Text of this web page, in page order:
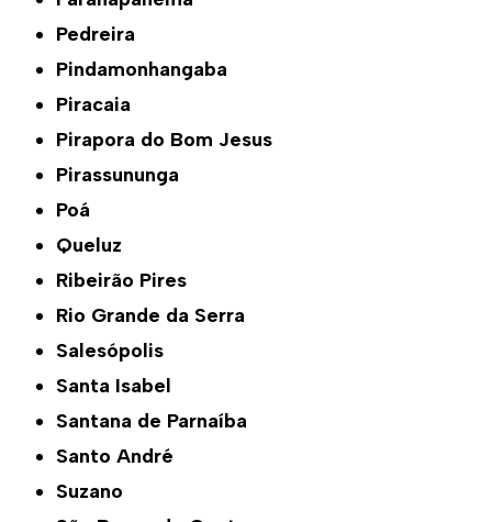
Pedreira
Pindamonhangaba
Piracaia
Pirapora do Bom Jesus
Pirassununga
Poá
Queluz
Ribeirão Pires
Rio Grande da Serra
Salesópolis
Santa Isabel
Santana de Parnaíba
Santo André
Suzano